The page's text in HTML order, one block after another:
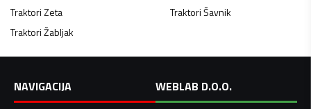
TraktoriZeta TraktoriŠavnik
TraktoriŽabljak
NAVIGACIJA
WEBLAB D.O.O.